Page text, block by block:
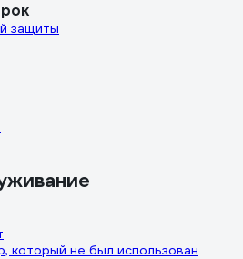
защиты
который не был использован